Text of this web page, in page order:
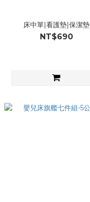
床中單|看護墊|保潔墊
NT$690